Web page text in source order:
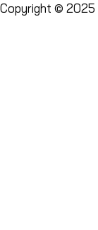
Copyright © 2025